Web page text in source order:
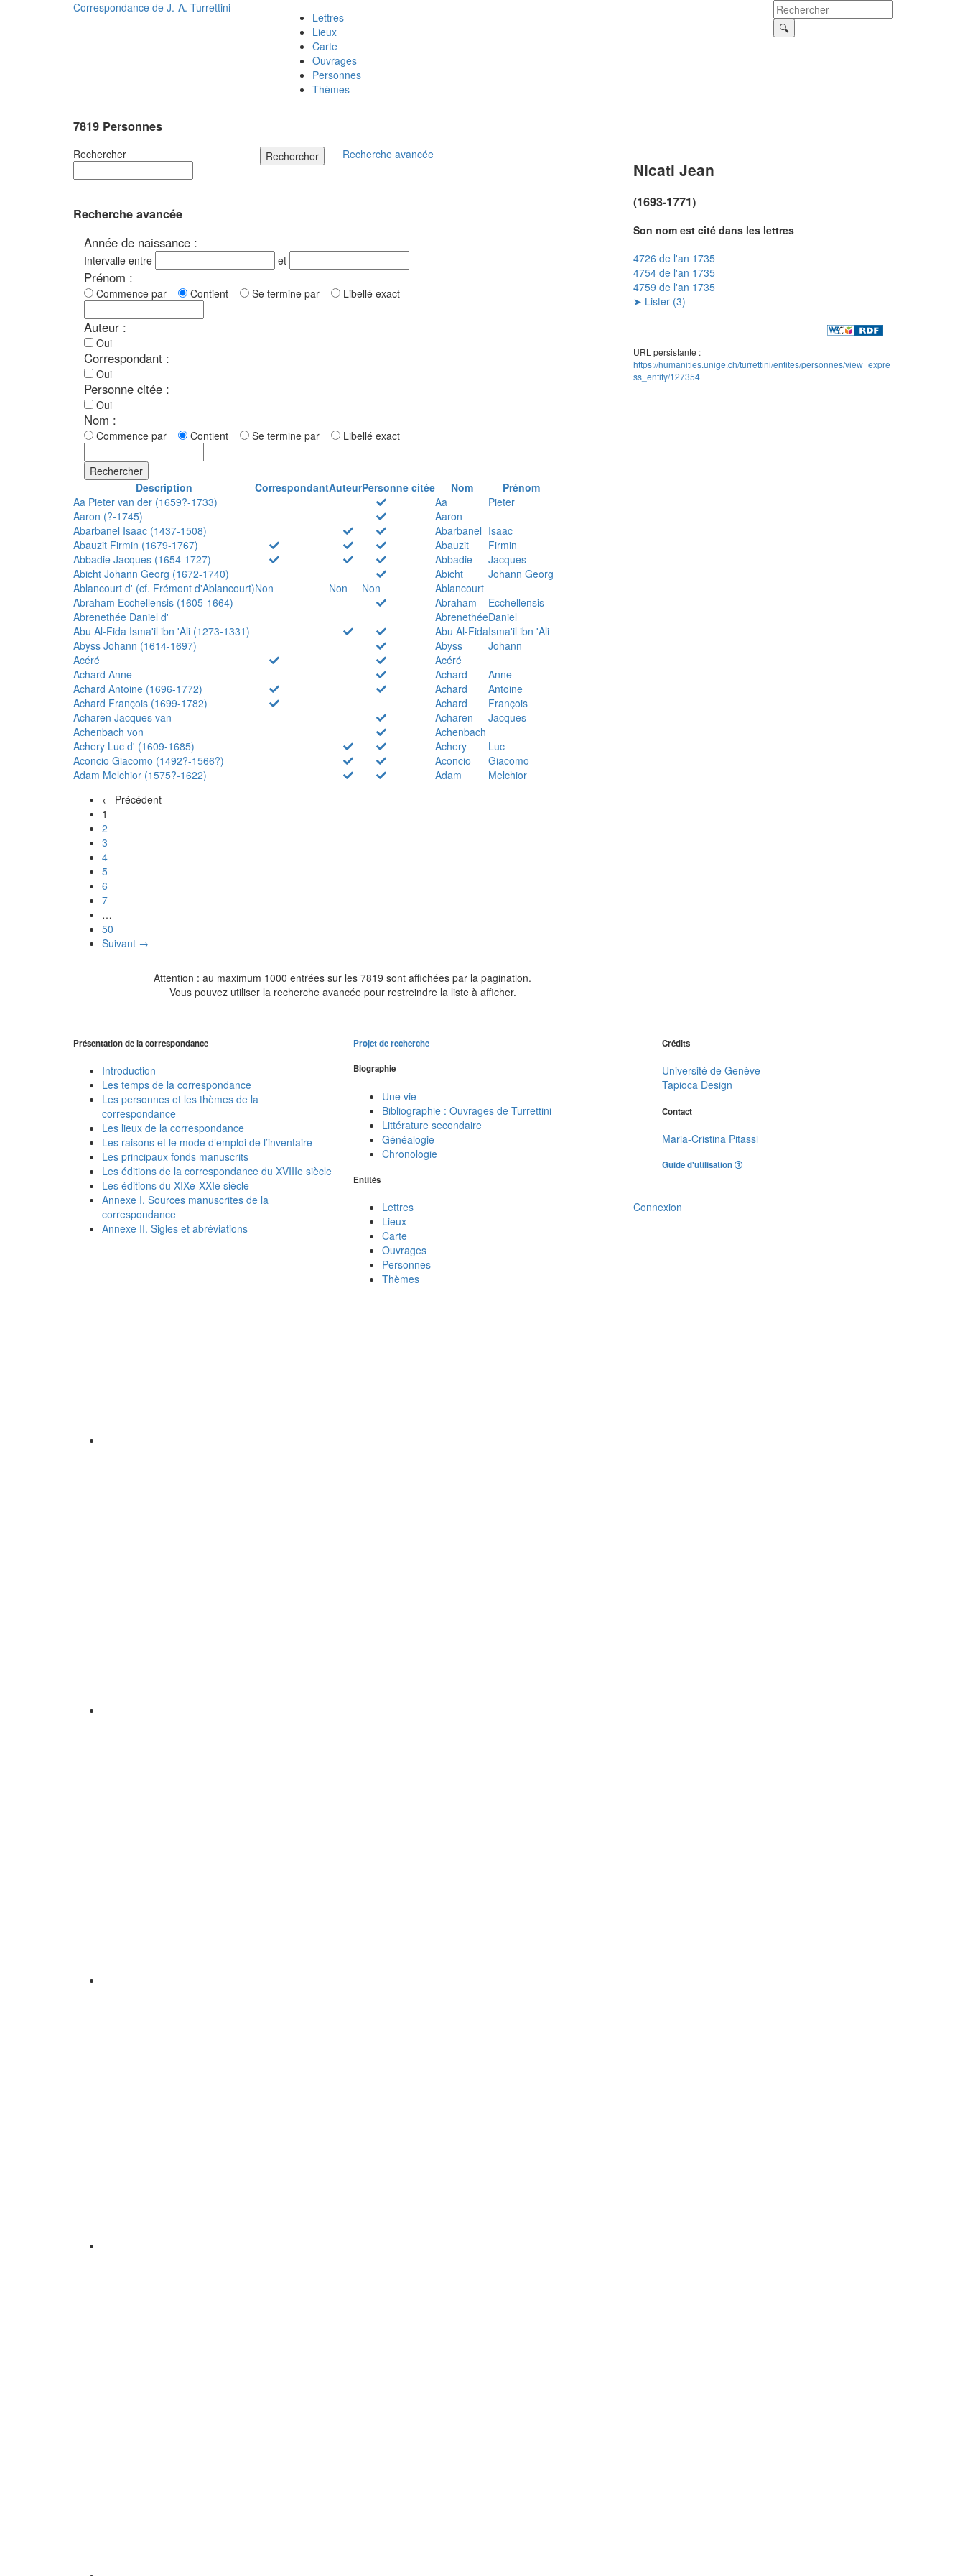
Correspondance de J.-A. Turrettini
Lettres
Lieux
Carte
Ouvrages
Personnes
Thèmes
7819 Personnes
Rechercher Rechercher Recherche avancée
Recherche avancée
Année de naissance :
Intervalle entre et
Prénom :
Commence par Contient Se termine par Libellé exact
Auteur :
Oui
Correspondant :
Oui
Personne citée :
Oui
Nom :
Commence par Contient Se termine par Libellé exact
Rechercher
Description
CorrespondantAuteurPersonne citée Nom
Prénom
Aa Pieter van der (1659?-1733)
Aa
Pieter
Aaron (?-1745)
Aaron
Abarbanel Isaac (1437-1508)
Abarbanel Isaac
Abauzit Firmin (1679-1767)
Abauzit
Firmin
Abbadie Jacques (1654-1727)
Abbadie
Jacques
Abicht Johann Georg (1672-1740)
Abicht
Johann Georg
Ablancourt d' (cf. Frémont d'Ablancourt)Non Non Non
Ablancourt
Abraham Ecchellensis (1605-1664)
Abraham
Ecchellensis
Abrenethée Daniel d'
AbrenethéeDaniel
Abu Al-Fida Isma'il ibn 'Ali (1273-1331)
Abu Al-FidaIsma'il ibn 'Ali
Abyss Johann (1614-1697)
Abyss
Johann
Acéré
Acéré
Achard Anne
Achard
Anne
Achard Antoine (1696-1772)
Achard
Antoine
Achard François (1699-1782)
Achard
François
Acharen Jacques van
Acharen
Jacques
Achenbach von
Achenbach
Achery Luc d' (1609-1685)
Achery
Luc
Aconcio Giacomo (1492?-1566?)
Aconcio
Giacomo
Adam Melchior (1575?-1622)
Adam
Melchior
← Précédent
1
2
3
4
5
6
7
…
50
Suivant →
Attention : au maximum 1000 entrées sur les 7819 sont affichées par la pagination.
Vous pouvez utiliser la recherche avancée pour restreindre la liste à afficher.
Nicati Jean
(1693-1771)
Son nom est cité dans les lettres
4726 de l'an 1735
4754 de l'an 1735
4759 de l'an 1735
➤ Lister (3)
URL persistante :
https://humanities.unige.ch/turrettini/entites/personnes/view_expre
ss_entity/127354
Présentation de la correspondance
Introduction
Les temps de la correspondance
Les personnes et les thèmes de la
correspondance
Les lieux de la correspondance
Les raisons et le mode d’emploi de l’inventaire
Les principaux fonds manuscrits
Les éditions de la correspondance du XVIIIe siècle
Les éditions du XIXe-XXIe siècle
Annexe I. Sources manuscrites de la
correspondance
Annexe II. Sigles et abréviations
Projet de recherche
Biographie
Une vie
Bibliographie : Ouvrages de Turrettini
Littérature secondaire
Généalogie
Chronologie
Entités
Lettres
Lieux
Carte
Ouvrages
Personnes
Thèmes
Crédits
Université de Genève
Tapioca Design
Contact
Maria-Cristina Pitassi
Guide d'utilisation
Connexion